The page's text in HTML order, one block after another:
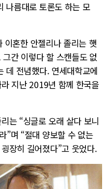
나름대로 토론도 하는 모
혼한 안젤리나 졸리는 햇
간 이렇다 할 스캔들도 없
데 전념했다. 연세대학교에
지난 2019년 함께 한국을
는 “싱글로 오래 살다 보니
”며 “절대 양보할 수 없는
장히 길어졌다”고 웃었다.